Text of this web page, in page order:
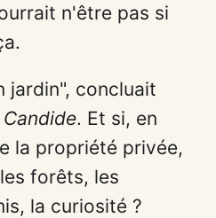
n'être pas si
jardin", concluait
Candide. Et si, en
la propriété privée,
forêts, les
la curiosité ?